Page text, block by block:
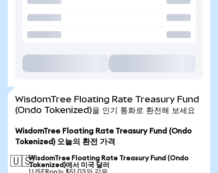
WisdomTree Floating Rate Treasury Fund
(Ondo Tokenized)을 인기 통화로 환전해 보세요
WisdomTree Floating Rate Treasury Fund (Ondo
Tokenized) 오늘의 환전 가격
🇺🇸WisdomTree Floating Rate Treasury Fund (Ondo
Tokenized)에서 미국 달러